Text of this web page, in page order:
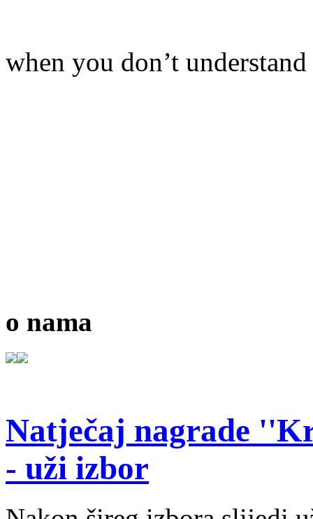
when you don’t
o nama
Natječaj nagrade
- uži izbor